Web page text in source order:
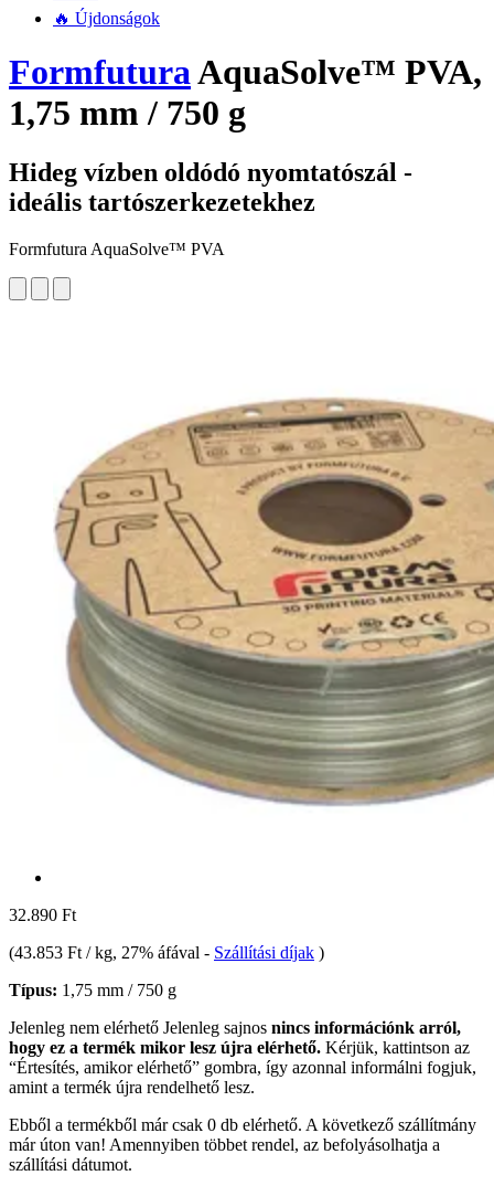
🔥 Újdonságok
FormfuturaAquaSolve™ PVA,
1,75 mm / 750 g
Hideg vízben oldódó nyomtatószál -
ideális tartószerkezetekhez
Formfutura AquaSolve™ PVA
32.890 Ft
(43.853 Ft / kg, 27% áfával - Szállítási díjak )
Típus: 1,75 mm / 750 g
Jelenleg nem elérhető Jelenleg sajnos nincs információnk arról,
hogy ez a termék mikor lesz újra elérhető. Kérjük, kattintson az
“Értesítés, amikor elérhető” gombra, így azonnal informálni fogjuk,
amint a termék újra rendelhető lesz.
Ebből a termékből már csak 0 db elérhető. A következő szállítmány
már úton van! Amennyiben többet rendel, az befolyásolhatja a
szállítási dátumot.